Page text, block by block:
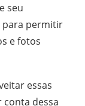
seu
para permitir
e fotos
essas
dessa